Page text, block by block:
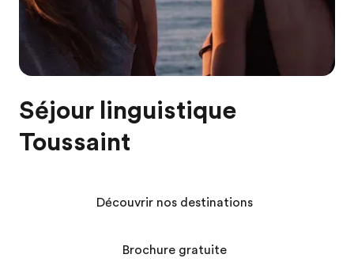
Rejoignez nos équipes
Séjour linguistique
Toussaint
Découvrir nos destinations
Brochure gratuite